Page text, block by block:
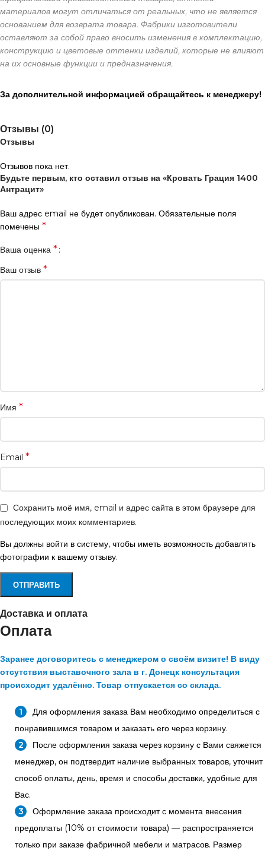
материалов могут отличаться от реальных, что не является
основанием для возврата товара. Фабрики изготовители
оставляют за собой право вносить изменения в комплектацию,
конструкцию и цветовые оттенки изделий, которые не влияют
на их основные функции и предназначения.
За дополнительной информацией обращайтесь к менеджеру!
Отзывы (0)
Отзывы
Отзывов пока нет.
Будьте первым, кто оставил отзыв на «Кровать Грация 1400
Антрацит»
Ваш адрес email не будет опубликован. Обязательные поля
помечены *
Ваша оценка *
Ваш отзыв *
Имя *
Email *
Сохранить моё имя, email и адрес сайта в этом браузере для
последующих моих комментариев.
Вы должны войти в систему, чтобы иметь возможность добавлять
фотографии к вашему отзыву.
Доставка и оплата
Оплата
Заранее договоритесь с менеджером о своём визите! В виду
отсутствия выставочного зала в г. Донецк консультация
происходит удалённо. Товар отпускается со склада.
Для оформления заказа Вам необходимо определиться с
понравившимся товаром и заказать его через корзину.
После оформления заказа через корзину с Вами свяжется
менеджер, он подтвердит наличие выбранных товаров, уточнит
способ оплаты, день, время и способы доставки, удобные для
Вас.
Оформление заказа происходит с момента внесения
предоплаты (10% от стоимости товара) — распространяется
только при заказе фабричной мебели и матрасов. Размер